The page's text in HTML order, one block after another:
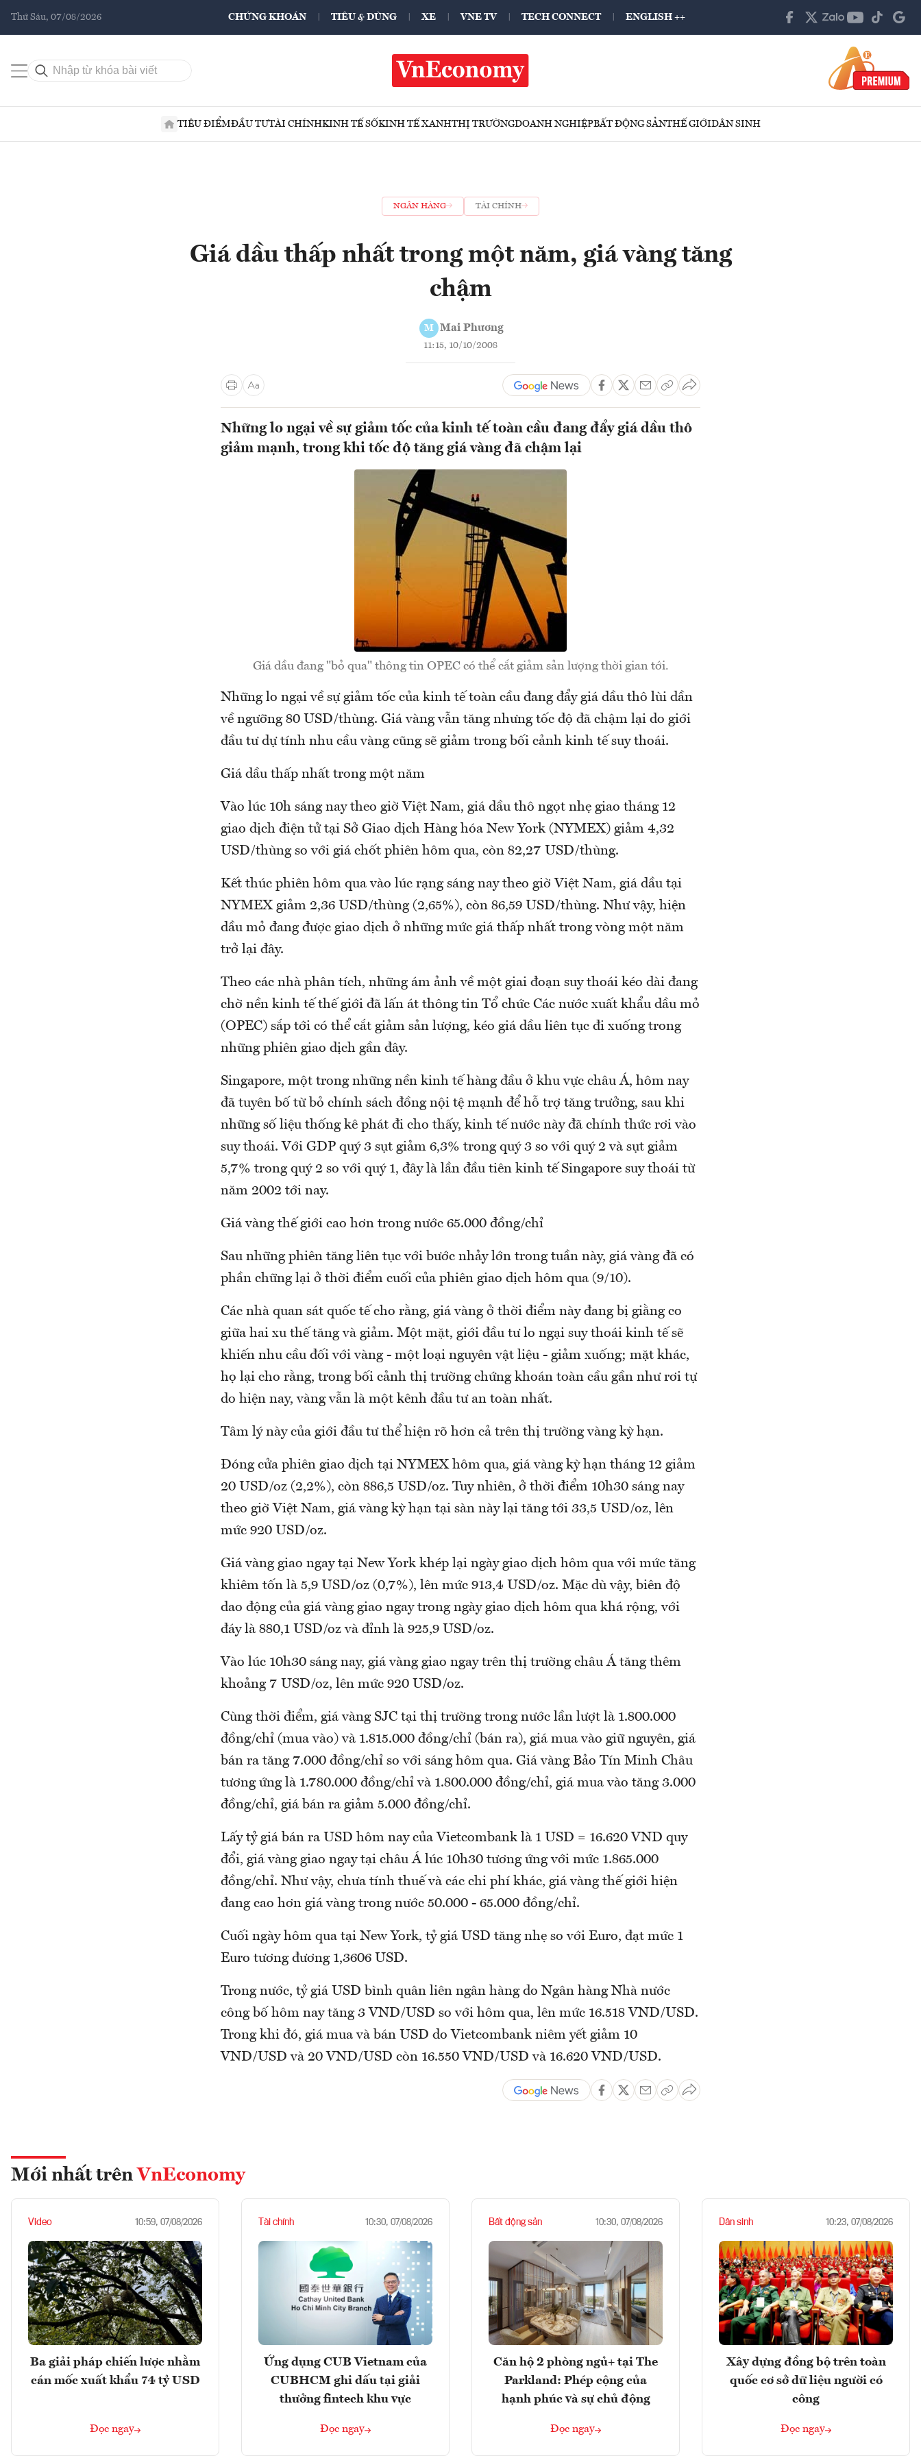
Thứ Sáu, 07/08/2026 CHỨNG KHOÁN TIÊU & DÙNG XE VNE TV TECH CONNECT ENGLISH ++
TIÊU ĐIỂMĐẦU TƯTÀI CHÍNHKINH TẾ SỐKINH TẾ XANHTHỊ TRƯỜNGDOANH NGHIỆPBẤT ĐỘNG SẢNTHẾ GIỚIDÂN SINH
NGÂN HÀNG TÀI CHÍNH
Giá dầu thấp nhất trong một năm, giá vàng tăng
chậm
M Mai Phương
11:15, 10/10/2008
Những lo ngại về sự giảm tốc của kinh tế toàn cầu đang đẩy giá dầu thô
giảm mạnh, trong khi tốc độ tăng giá vàng đã chậm lại
Giá dầu đang "bỏ qua" thông tin OPEC có thể cắt giảm sản lượng thời gian tới.
Những lo ngại về sự giảm tốc của kinh tế toàn cầu đang đẩy giá dầu thô lùi dần
về ngưỡng 80 USD/thùng. Giá vàng vẫn tăng nhưng tốc độ đã chậm lại do giới
đầu tư dự tính nhu cầu vàng cũng sẽ giảm trong bối cảnh kinh tế suy thoái.
Giá dầu thấp nhất trong một năm
Vào lúc 10h sáng nay theo giờ Việt Nam, giá dầu thô ngọt nhẹ giao tháng 12
giao dịch điện tử tại Sở Giao dịch Hàng hóa New York (NYMEX) giảm 4,32
USD/thùng so với giá chốt phiên hôm qua, còn 82,27 USD/thùng.
Kết thúc phiên hôm qua vào lúc rạng sáng nay theo giờ Việt Nam, giá dầu tại
NYMEX giảm 2,36 USD/thùng (2,65%), còn 86,59 USD/thùng. Như vậy, hiện
dầu mỏ đang được giao dịch ở những mức giá thấp nhất trong vòng một năm
trở lại đây.
Theo các nhà phân tích, những ám ảnh về một giai đoạn suy thoái kéo dài đang
chờ nền kinh tế thế giới đã lấn át thông tin Tổ chức Các nước xuất khẩu dầu mỏ
(OPEC) sắp tới có thể cắt giảm sản lượng, kéo giá dầu liên tục đi xuống trong
những phiên giao dịch gần đây.
Singapore, một trong những nền kinh tế hàng đầu ở khu vực châu Á, hôm nay
đã tuyên bố từ bỏ chính sách đồng nội tệ mạnh để hỗ trợ tăng trưởng, sau khi
những số liệu thống kê phát đi cho thấy, kinh tế nước này đã chính thức rơi vào
suy thoái. Với GDP quý 3 sụt giảm 6,3% trong quý 3 so với quý 2 và sụt giảm
5,7% trong quý 2 so với quý 1, đây là lần đầu tiên kinh tế Singapore suy thoái từ
năm 2002 tới nay.
Giá vàng thế giới cao hơn trong nước 65.000 đồng/chỉ
Sau những phiên tăng liên tục với bước nhảy lớn trong tuần này, giá vàng đã có
phần chững lại ở thời điểm cuối của phiên giao dịch hôm qua (9/10).
Các nhà quan sát quốc tế cho rằng, giá vàng ở thời điểm này đang bị giằng co
giữa hai xu thế tăng và giảm. Một mặt, giới đầu tư lo ngại suy thoái kinh tế sẽ
khiến nhu cầu đối với vàng - một loại nguyên vật liệu - giảm xuống; mặt khác,
họ lại cho rằng, trong bối cảnh thị trường chứng khoán toàn cầu gần như rơi tự
do hiện nay, vàng vẫn là một kênh đầu tư an toàn nhất.
Tâm lý này của giới đầu tư thể hiện rõ hơn cả trên thị trường vàng kỳ hạn.
Đóng cửa phiên giao dịch tại NYMEX hôm qua, giá vàng kỳ hạn tháng 12 giảm
20 USD/oz (2,2%), còn 886,5 USD/oz. Tuy nhiên, ở thời điểm 10h30 sáng nay
theo giờ Việt Nam, giá vàng kỳ hạn tại sàn này lại tăng tới 33,5 USD/oz, lên
mức 920 USD/oz.
Giá vàng giao ngay tại New York khép lại ngày giao dịch hôm qua với mức tăng
khiêm tốn là 5,9 USD/oz (0,7%), lên mức 913,4 USD/oz. Mặc dù vậy, biên độ
dao động của giá vàng giao ngay trong ngày giao dịch hôm qua khá rộng, với
đáy là 880,1 USD/oz và đỉnh là 925,9 USD/oz.
Vào lúc 10h30 sáng nay, giá vàng giao ngay trên thị trường châu Á tăng thêm
khoảng 7 USD/oz, lên mức 920 USD/oz.
Cùng thời điểm, giá vàng SJC tại thị trường trong nước lần lượt là 1.800.000
đồng/chỉ (mua vào) và 1.815.000 đồng/chỉ (bán ra), giá mua vào giữ nguyên, giá
bán ra tăng 7.000 đồng/chỉ so với sáng hôm qua. Giá vàng Bảo Tín Minh Châu
tương ứng là 1.780.000 đồng/chỉ và 1.800.000 đồng/chỉ, giá mua vào tăng 3.000
đồng/chỉ, giá bán ra giảm 5.000 đồng/chỉ.
Lấy tỷ giá bán ra USD hôm nay của Vietcombank là 1 USD = 16.620 VND quy
đổi, giá vàng giao ngay tại châu Á lúc 10h30 tương ứng với mức 1.865.000
đồng/chỉ. Như vậy, chưa tính thuế và các chi phí khác, giá vàng thế giới hiện
đang cao hơn giá vàng trong nước 50.000 - 65.000 đồng/chỉ.
Cuối ngày hôm qua tại New York, tỷ giá USD tăng nhẹ so với Euro, đạt mức 1
Euro tương đương 1,3606 USD.
Trong nước, tỷ giá USD bình quân liên ngân hàng do Ngân hàng Nhà nước
công bố hôm nay tăng 3 VND/USD so với hôm qua, lên mức 16.518 VND/USD.
Trong khi đó, giá mua và bán USD do Vietcombank niêm yết giảm 10
VND/USD và 20 VND/USD còn 16.550 VND/USD và 16.620 VND/USD.
Mới nhất trên VnEconomy
Video 10:59, 07/08/2026
Ba giải pháp chiến lược nhằm
cán mốc xuất khẩu 74 tỷ USD
Đọc ngay
Tài chính 10:30, 07/08/2026
Ứng dụng CUB Vietnam của
CUBHCM ghi dấu tại giải
thưởng fintech khu vực
Đọc ngay
Bất động sản 10:30, 07/08/2026
Căn hộ 2 phòng ngủ+ tại The
Parkland: Phép cộng của
hạnh phúc và sự chủ động
Đọc ngay
Dân sinh 10:23, 07/08/2026
Xây dựng đồng bộ trên toàn
quốc cơ sở dữ liệu người có
công
Đọc ngay